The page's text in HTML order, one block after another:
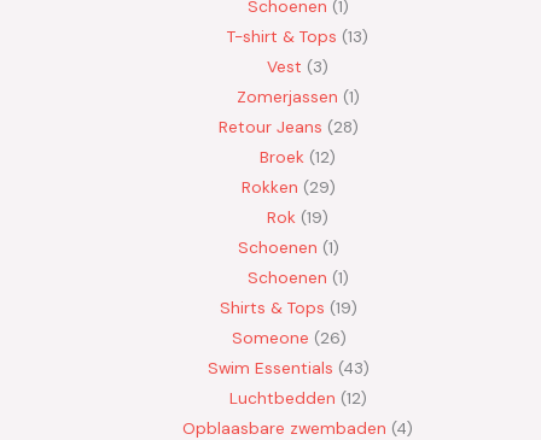
Schoenen 1
T-shirt & Tops 13
Vest
3
Zomerjassen 1
Retour Jeans
28
Broek 12
Rokken
29
Rok 19
Schoenen 1
Schoenen 1
Shirts & Tops 19
Someone 26
Swim Essentials 43
Luchtbedden 12
Opblaasbare zwembaden 4